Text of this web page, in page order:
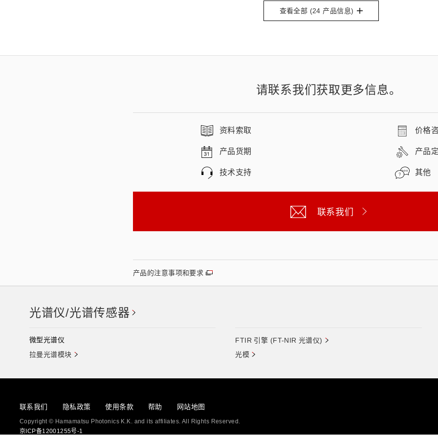
查看全部 (24 产品信息)
请联系我们获取更多信息。
资料索取 价格
产品货期 产品
技术支持 其他
联系我们
产品的注意事项和要求
光谱仪/光谱传感器
微型光谱仪 FTIR 引擎 (FT-NIR 光谱仪)
拉曼光谱模块
光模
联系我们 隐私政策 使用条款 帮助 网站地图
Copyright © Hamamatsu Photonics K.K. and its affiliates. All Rights Reserved.
京ICP备12001255号-1